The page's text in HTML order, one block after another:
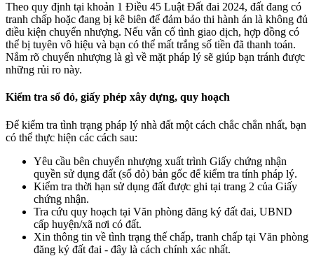
Theo quy định tại khoản 1 Điều 45 Luật Đất đai 2024, đất đang có
tranh chấp hoặc đang bị kê biên để đảm bảo thi hành án là không đủ
điều kiện chuyển nhượng. Nếu vẫn cố tình giao dịch, hợp đồng có
thể bị tuyên vô hiệu và bạn có thể mất trắng số tiền đã thanh toán.
Nắm rõ chuyển nhượng là gì về mặt pháp lý sẽ giúp bạn tránh được
những rủi ro này.
Kiểm tra sổ đỏ, giấy phép xây dựng, quy hoạch
Để kiểm tra tình trạng pháp lý nhà đất một cách chắc chắn nhất, bạn
có thể thực hiện các cách sau:
Yêu cầu bên chuyển nhượng xuất trình Giấy chứng nhận
quyền sử dụng đất (sổ đỏ) bản gốc để kiểm tra tính pháp lý.
Kiểm tra thời hạn sử dụng đất được ghi tại trang 2 của Giấy
chứng nhận.
Tra cứu quy hoạch tại Văn phòng đăng ký đất đai, UBND
cấp huyện/xã nơi có đất.
Xin thông tin về tình trạng thế chấp, tranh chấp tại Văn phòng
đăng ký đất đai - đây là cách chính xác nhất.